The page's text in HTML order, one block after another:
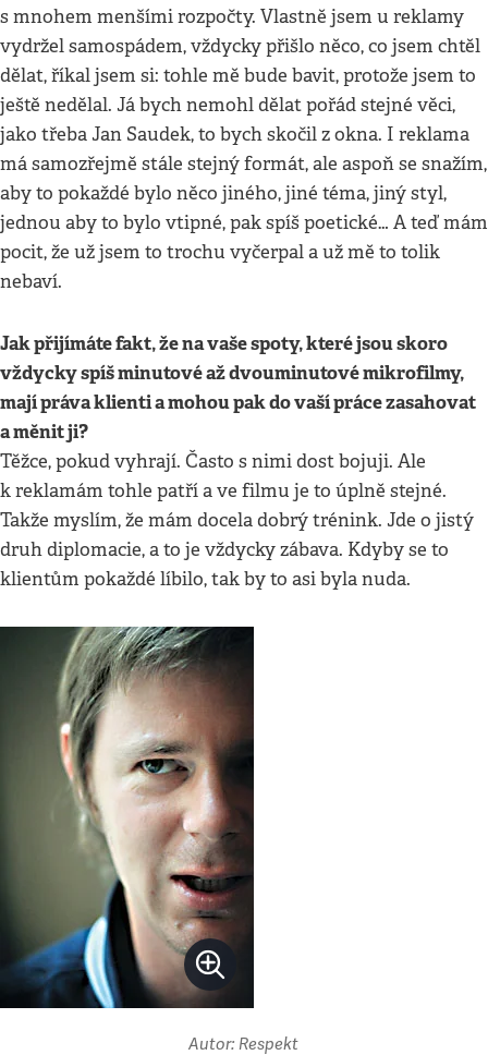
s mnohem menšími rozpočty. Vlastně jsem u reklamy
vydržel samospádem, vždycky přišlo něco, co jsem chtěl
dělat, říkal jsem si: tohle mě bude bavit, protože jsem to
ještě nedělal. Já bych nemohl dělat pořád stejné věci,
jako třeba Jan Saudek, to bych skočil z okna. I reklama
má samozřejmě stále stejný formát, ale aspoň se snažím,
aby to pokaždé bylo něco jiného, jiné téma, jiný styl,
jednou aby to bylo vtipné, pak spíš poetické… A teď mám
pocit, že už jsem to trochu vyčerpal a už mě to tolik
nebaví.
Jak přijímáte fakt, že na vaše spoty, které jsou skoro
vždycky spíš minutové až dvouminutové mikrofilmy,
mají práva klienti a mohou pak do vaší práce zasahovat
a měnit ji?
Těžce, pokud vyhrají. Často s nimi dost bojuji. Ale
k reklamám tohle patří a ve filmu je to úplně stejné.
Takže myslím, že mám docela dobrý trénink. Jde o jistý
druh diplomacie, a to je vždycky zábava. Kdyby se to
klientům pokaždé líbilo, tak by to asi byla nuda.
Autor: Respekt